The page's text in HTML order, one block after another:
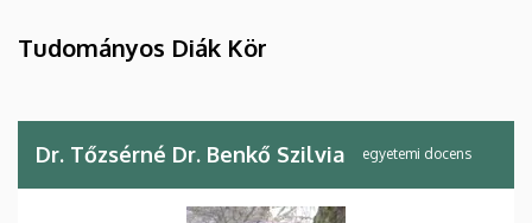
Tudományos Diák Kör
Dr. Tőzsérné Dr. Benkő Szilvia egyetemi docens